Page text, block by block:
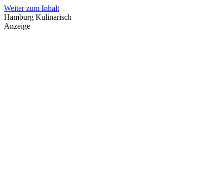
Weiter zum Inhalt
Hamburg Kulinarisch
Anzeige